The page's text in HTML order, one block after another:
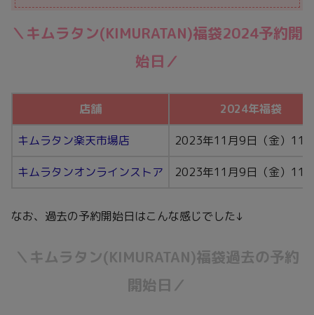
＼キムラタン(KIMURATAN)福袋2024予約開
始日／
店舗 2024年福袋
キムラタン楽天市場店 2023年11月9日（金）11
キムラタンオンラインストア 2023年11月9日（金）11
なお、過去の予約開始日はこんな感じでした↓
＼ キムラタン(KIMURATAN)福袋過去の予約
開始日／